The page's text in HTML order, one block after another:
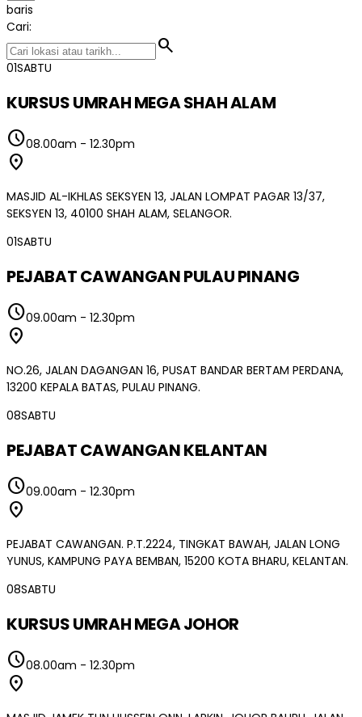
baris
Cari:
search
01SABTU
KURSUS UMRAH MEGA SHAH ALAM
schedule08.00am - 12.30pm
location_on
MASJID AL-IKHLAS SEKSYEN 13, JALAN LOMPAT PAGAR 13/37,
SEKSYEN 13, 40100 SHAH ALAM, SELANGOR.
01SABTU
PEJABAT CAWANGAN PULAU PINANG
schedule09.00am - 12.30pm
location_on
NO.26, JALAN DAGANGAN 16, PUSAT BANDAR BERTAM PERDANA,
13200 KEPALA BATAS, PULAU PINANG.
08SABTU
PEJABAT CAWANGAN KELANTAN
schedule09.00am - 12.30pm
location_on
PEJABAT CAWANGAN. P.T.2224, TINGKAT BAWAH, JALAN LONG
YUNUS, KAMPUNG PAYA BEMBAN, 15200 KOTA BHARU, KELANTAN.
08SABTU
KURSUS UMRAH MEGA JOHOR
schedule08.00am - 12.30pm
location_on